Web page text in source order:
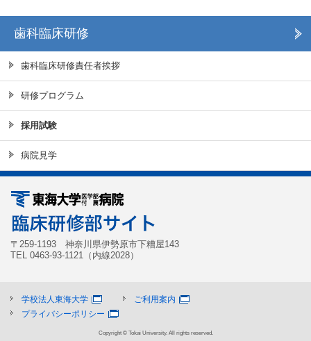
歯科臨床研修
歯科臨床研修責任者挨拶
研修プログラム
採用試験
病院見学
〒259-1193 神奈川県伊勢原市下糟屋143
TEL 0463-93-1121（内線2028）
学校法人東海大学
ご利用案内
プライバシーポリシー
Copyright © Tokai University. All rights reserved.